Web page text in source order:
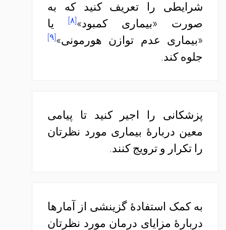
شرایطی را تعریف کنید که به
صورت «بیماری کمبود»[۸]
یا
«بیماری عدم توازن هورمونی»[۹]
جلوه کند.
پزشکانی را اجیر کنید تا پیامی
معین دربارهٔ بیماری مورد نظرتان
را تکرار و ترویج کنند.
به کمک استفادهٔ گزینشی از آمارها
دربارهٔ مزایای درمان مورد نظرتان